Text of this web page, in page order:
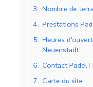
3. Nombre de
4. Prestations
5. Heures
Neuenstadt
6. Contact Padel
7. Carte du site